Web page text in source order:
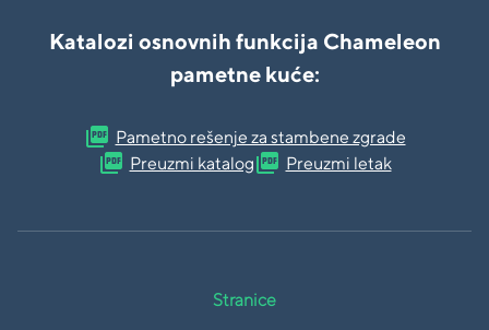
Katalozi osnovnih funkcija Chameleon
pametne kuće:
picture_as_pdf Pametno rešenje za stambene zgrade
picture_as_pdf Preuzmi katalogpicture_as_pdf Preuzmi letak
Stranice